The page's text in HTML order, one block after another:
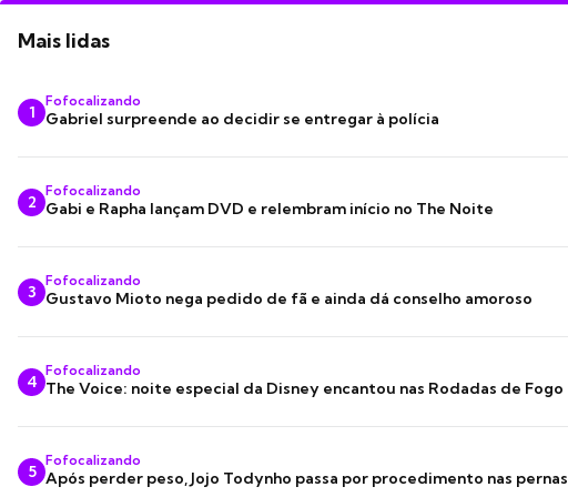
Mais lidas
1
Fofocalizando
Gabriel surpreende ao decidir se entregar à polícia
2
Fofocalizando
Gabi e Rapha lançam DVD e relembram início no The Noite
3
Fofocalizando
Gustavo Mioto nega pedido de fã e ainda dá conselho amoroso
4
Fofocalizando
The Voice: noite especial da Disney encantou nas Rodadas de Fogo
5
Fofocalizando
Após perder peso, Jojo Todynho passa por procedimento nas pernas